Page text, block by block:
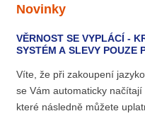
Novinky
VĚRNOST SE VYPLÁCÍ -
SYSTÉM A SLEVY POUZE
Víte, že při zakoupení
se Vám automaticky načítají
které následně můžete